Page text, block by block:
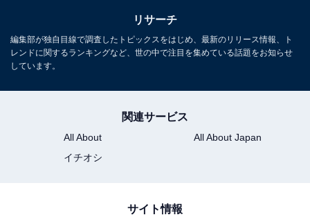
リサーチ
編集部が独自目線で調査したトピックスをはじめ、最新のリリース情報、ト
レンドに関するランキングなど、世の中で注目を集めている話題をお知らせ
しています。
関連サービス
All About
All About Japan
イチオシ
サイト情報